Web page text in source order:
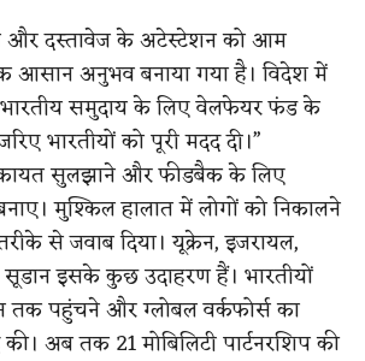
और दस्तावेज के अटेस्टेशन को आम
आसान अनुभव बनाया गया है। विदेश में
समुदाय के लिए वेलफेयर फंड के
भारतीयों को पूरी मदद दी।”
सुलझाने और फीडबैक के लिए
मुश्किल हालात में लोगों को निकालने
से जवाब दिया। यूक्रेन, इजरायल,
इसके कुछ उदाहरण हैं। भारतीयों
तक पहुंचने और ग्लोबल वर्कफोर्स का
अब तक 21 मोबिलिटी पार्टनरशिप की